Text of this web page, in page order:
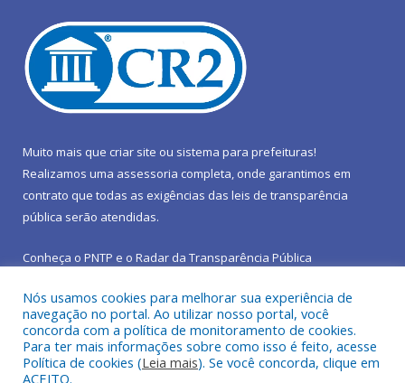
Muito mais que criar site ou sistema para prefeituras!
Realizamos uma assessoria completa, onde garantimos em
contrato que todas as exigências das leis de transparência
pública serão atendidas.
Conheça o PNTP e o Radar da Transparência Pública
Todos os direitos reservados a Prefeitura Municipal de São João
do Araguaia.
Nós usamos cookies para melhorar sua experiência de
navegação no portal. Ao utilizar nosso portal, você
concorda com a política de monitoramento de cookies.
Para ter mais informações sobre como isso é feito, acesse
Política de cookies (Leia mais). Se você concorda, clique em
ACEITO.